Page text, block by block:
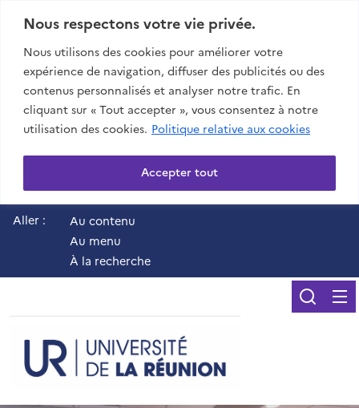
Nous respectons votre vie privée.
Nous utilisons des cookies pour améliorer votre
expérience de navigation, diffuser des publicités ou des
contenus personnalisés et analyser notre trafic. En
cliquant sur « Tout accepter », vous consentez à notre
utilisation des cookies. Politique relative aux cookies
Accepter tout
Aller :
Au contenu
Au menu
À la recherche